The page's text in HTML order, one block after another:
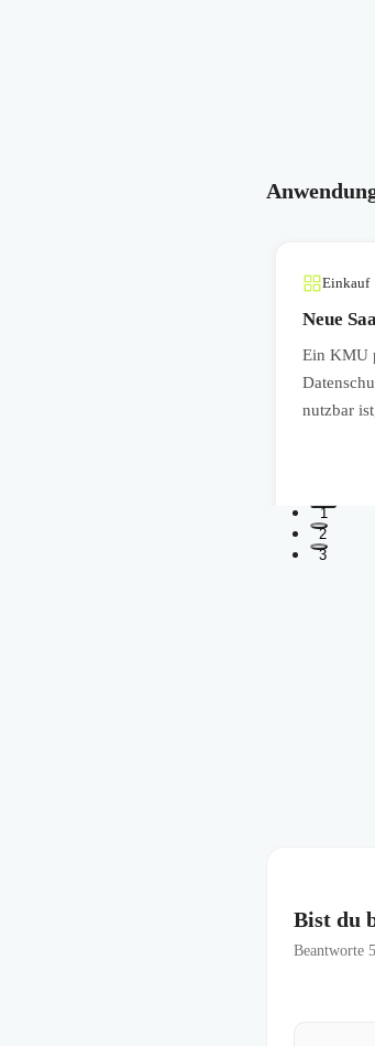
Einkauf
Neue
Ein KMU
nutzbar
1
2
3
Bist du
Beantworte 5